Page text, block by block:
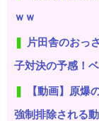
ｗｗ
片田舎のおっ
子対決の予感！
【動画】原
強制排除される